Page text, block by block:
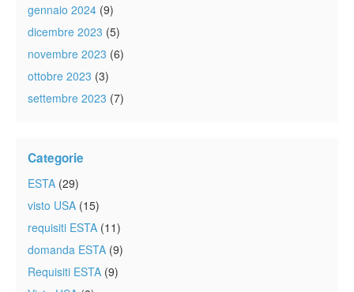
gennaio 2024 (9)
dicembre 2023 (5)
novembre 2023 (6)
ottobre 2023 (3)
settembre 2023 (7)
Categorie
ESTA (29)
visto USA (15)
requisiti ESTA (11)
domanda ESTA (9)
Requisiti ESTA (9)